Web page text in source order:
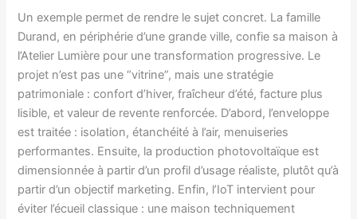
Un exemple permet de rendre le sujet concret. La famille
Durand, en périphérie d’une grande ville, confie sa maison à
l’Atelier Lumière pour une transformation progressive. Le
projet n’est pas une “vitrine”, mais une stratégie
patrimoniale : confort d’hiver, fraîcheur d’été, facture plus
lisible, et valeur de revente renforcée. D’abord, l’enveloppe
est traitée : isolation, étanchéité à l’air, menuiseries
performantes. Ensuite, la production photovoltaïque est
dimensionnée à partir d’un profil d’usage réaliste, plutôt qu’à
partir d’un objectif marketing. Enfin, l’IoT intervient pour
éviter l’écueil classique : une maison techniquement